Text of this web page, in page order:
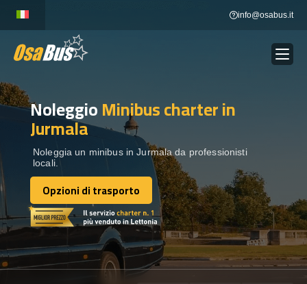
content
info@osabus.it
NOLEGGIO AUTOBUS Show dropdown
DESTINAZIONI
FLOTTA
METTITI IN CONTATTO
METTITI IN CONTATTO
NoleggioMinibus charterin
Jurmala
Noleggia un minibus in Jurmala da professionisti
locali.
Opzioni di trasporto
Opzioni di trasporto